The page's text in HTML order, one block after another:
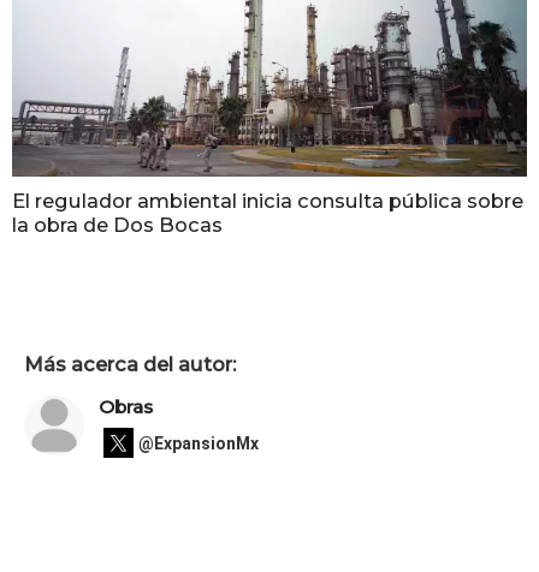
El regulador ambiental inicia consulta pública sobre
la obra de Dos Bocas
Más acerca del autor:
Obras
@ExpansionMx